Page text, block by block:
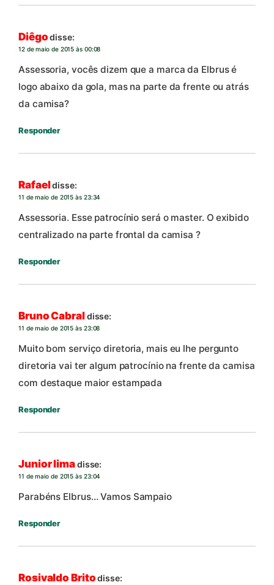
Diêgo disse:
12 de maio de 2015 às 00:08
Assessoria, vocês dizem que a marca da Elbrus é
logo abaixo da gola, mas na parte da frente ou atrás
da camisa?
Responder
Rafaeldisse:
11 de maio de 2015 às 23:34
Assessoria. Esse patrocínio será o master. O exibido
centralizado na parte frontal da camisa ?
Responder
Bruno Cabraldisse:
11 de maio de 2015 às 23:08
Muito bom serviço diretoria, mais eu lhe pergunto
diretoria vai ter algum patrocínio na frente da camisa
com destaque maior estampada
Responder
Junior limadisse:
11 de maio de 2015 às 23:04
Parabéns Elbrus… Vamos Sampaio
Responder
Rosivaldo Brito disse: